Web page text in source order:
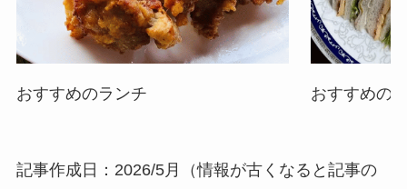
おすすめのランチ おすすめの
記事作成日：2026/5月（情報が古くなると記事の